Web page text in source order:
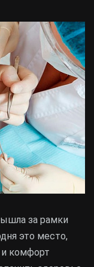
за рамки
это место,
и комфорт